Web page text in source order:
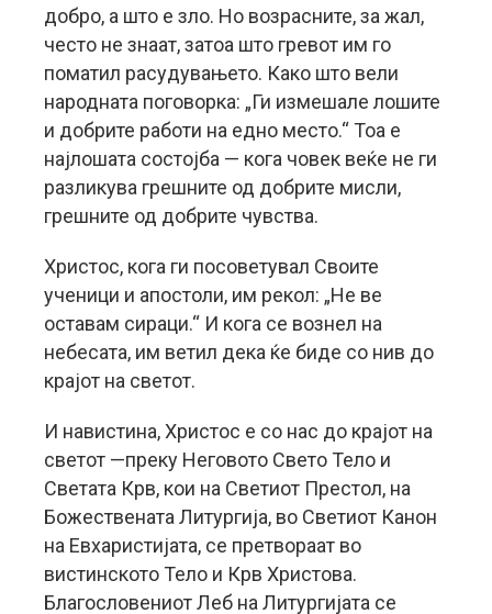
добро, а што е зло. Но возрасните, за жал,
често не знаат, затоа што гревот им го
поматил расудувањето. Како што вели
народната поговорка: „Ги измешале лошите
и добрите работи на едно место.“ Тоа е
најлошата состојба — кога човек веќе не ги
разликува грешните од добрите мисли,
грешните од добрите чувства.
Христос, кога ги посоветувал Своите
ученици и апостоли, им рекол: „Не ве
оставам сираци.“ И кога се вознел на
небесата, им ветил дека ќе биде со нив до
крајот на светот.
И навистина, Христос е со нас до крајот на
светот —преку Неговото Свето Тело и
Светата Крв, кои на Светиот Престол, на
Божествената Литургија, во Светиот Канон
на Евхаристијата, се претвораат во
вистинското Тело и Крв Христова.
Благословениот Леб на Литургијата се